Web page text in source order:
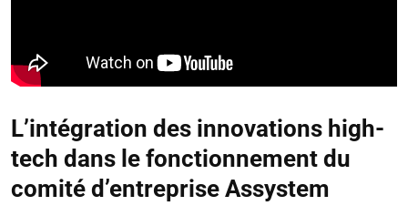
L’intégration des innovations high-
tech dans le fonctionnement du
comité d’entreprise Assystem